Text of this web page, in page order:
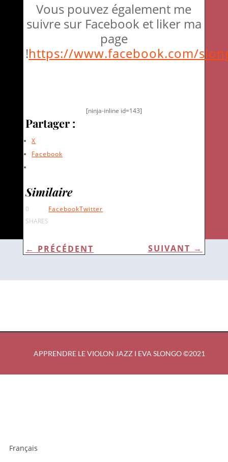
Vous pouvez également me
suivre sur Facebook et liker ma
page
!https://www.facebook.com/
[ninja-inline id=143]
Partager :
X
Facebook
Similaire
0
SHARES
FacebookTwitter
← PRÉCÉDENT SUIVANT →
APPRENDRE LE VIOLON JAZZ I EVA SLONGO ©2021
Français